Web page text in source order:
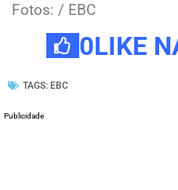
Fotos: / EBC
0LIKE
TAGS: EBC
Publicidade